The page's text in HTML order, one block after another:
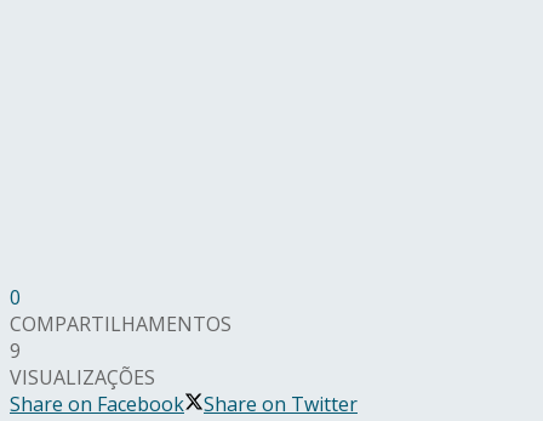
0
COMPARTILHAMENTOS
9
VISUALIZAÇÕES
Share on Facebook
Share on Twitter